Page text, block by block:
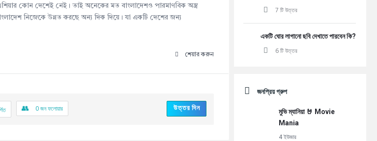
কোন দেশেই নেই। তাই অনেকের মত বাংলাদেশও পারমাণবিক অস্ত্র
নিজেকে উন্নত করছে অন্য দিক দিয়ে। যা একটি দেশের জন্য
শেয়ার করুন
0জন ফলোয়ার উত্তর দিন
7 টি উত্তর
একটি ঘোর লাগানো ছবি দেখাতে পারবেন কি?
6 টি উত্তর
জনপ্রিয় গ্রুপ
মুভি ম্যানিয়া 🤘 Movie
Mania
4 ইউজার